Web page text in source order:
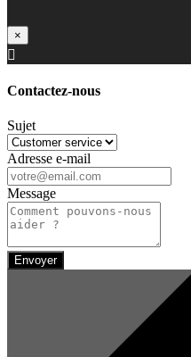
×

Contactez-nous
Sujet
Adresse e-mail
Message